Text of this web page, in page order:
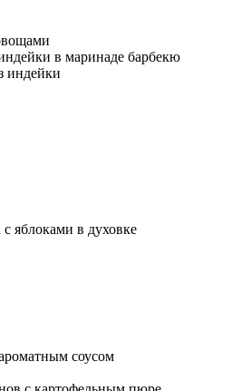
в маринаде барбекю
индейки
с яблоками в духовке
соусом